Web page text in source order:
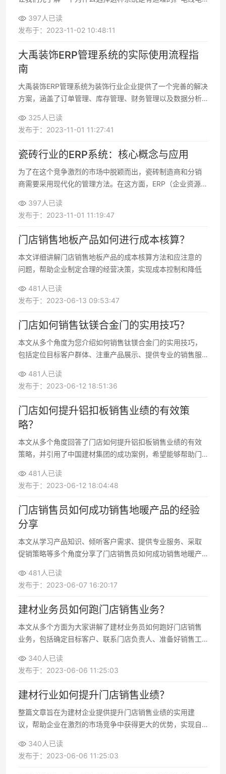
这些需求
397人已读
发布于：2023-11-02 10:48:11
大禹装饰ERP管理系统的实际使用流程指
南
大禹装饰ERP管理系统为装饰行业企业提供了一个完善的解决
方案，涵盖了订单管理、库存管理、财务管理以及数据分析
率、降低成本，并更好地满足客户需求
325人已读
发布于：2023-11-01 11:27:41
瓷砖行业的ERP系统：核心概念与应用
为了在这个竞争激烈的市场中脱颖而出，瓷砖制造商和分销
商需要采用现代化的管理方法。在这方面，ERP（企业资源规
397人已读
发布于：2023-11-01 11:19:47
门店销售地板产品如何进行成本核算？
本文详细讲解门店销售地板产品的成本核算方法和应注意的
问题，帮助企业制定合理的经营决策，实现成本控制和降低
481人已读
发布于：2023-06-13 09:53:47
门店如何销售钛镁合金门的实用技巧？
本文从多个角度为您介绍如何销售钛镁合金门的实用技巧，
包括定位目标客户群体、注重产品展示、提供专业的销售服
481人已读
发布于：2023-06-12 18:51:36
门店如何提升铝扣板销售业绩的有效策
略？
本文从多个角度回答了门店如何提升铝扣板销售业绩的有效
策略，并引用了中国建材集团的成功案例，希望能够帮助门
481人已读
发布于：2023-06-12 18:04:48
门店销售员如何成功销售地暖产品的经验
分享
本文从学习产品知识、倾听客户需求、提供专业服务、采取
促销策略等多个角度分享了门店销售员如何成功销售地暖产
481人已读
发布于：2023-06-07 16:20:17
建材业务员如何跑门店销售业务？
本文从多个方面为大家讲解了建材业务员如何跑好门店销售
业务，包括确定目标客户、联系门店负责人、准备好销售工
340人已读
发布于：2023-06-06 11:25:03
建材行业如何提升门店销售业绩？
整篇文章旨在为建材企业提供提升门店销售业绩的实用建
议，帮助企业在激烈的市场竞争中获得更大的优势，实现自
340人已读
发布于：2023-06-06 11:25:03